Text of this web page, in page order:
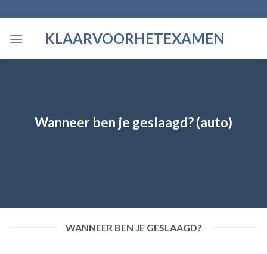
to
content
KLAARVOORHETEXAMEN
Wanneer ben je geslaagd? (auto)
WANNEER BEN JE GESLAAGD?